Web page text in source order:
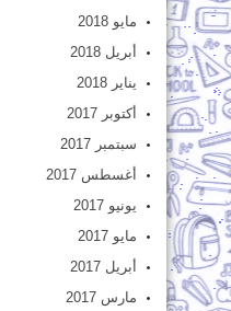
مايو 2018
أبريل 2018
يناير 2018
أكتوبر 2017
سبتمبر 2017
أغسطس 2017
يونيو 2017
مايو 2017
أبريل 2017
مارس 2017